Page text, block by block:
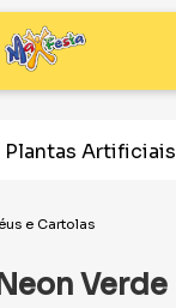
Plantas Artificiais
e Cartolas
Verde